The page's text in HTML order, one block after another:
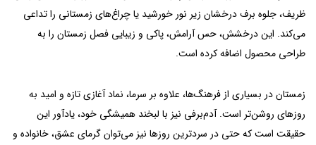
ظریف، جلوه برف درخشان زیر نور خورشید یا چراغ‌های زمستانی را تداعی
می‌کند. این درخشش، حس آرامش، پاکی و زیبایی فصل زمستان را به
طراحی محصول اضافه کرده است.
زمستان در بسیاری از فرهنگ‌ها، علاوه بر سرما، نماد آغازی تازه و امید به
روزهای روشن‌تر است. آدم‌برفی نیز با لبخند همیشگی خود، یادآور این
حقیقت است که حتی در سردترین روزها نیز می‌توان گرمای عشق، خانواده و